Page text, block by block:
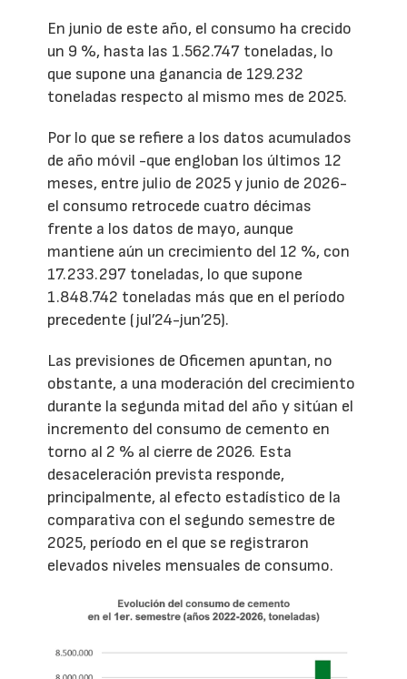
En junio de este año, el consumo ha crecido
un 9 %, hasta las 1.562.747 toneladas, lo
que supone una ganancia de 129.232
toneladas respecto al mismo mes de 2025.
Por lo que se refiere a los datos acumulados
de año móvil -que engloban los últimos 12
meses, entre julio de 2025 y junio de 2026-
el consumo retrocede cuatro décimas
frente a los datos de mayo, aunque
mantiene aún un crecimiento del 12 %, con
17.233.297 toneladas, lo que supone
1.848.742 toneladas más que en el período
precedente (jul’24-jun’25).
Las previsiones de Oficemen apuntan, no
obstante, a una moderación del crecimiento
durante la segunda mitad del año y sitúan el
incremento del consumo de cemento en
torno al 2 % al cierre de 2026. Esta
desaceleración prevista responde,
principalmente, al efecto estadístico de la
comparativa con el segundo semestre de
2025, período en el que se registraron
elevados niveles mensuales de consumo.